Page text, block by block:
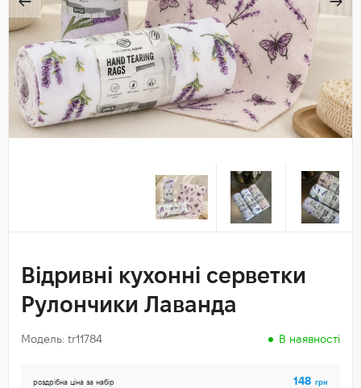
Відривні кухонні серветки
Рулончики Лаванда
Модель: tr11784 В наявності
роздрібна ціна за набір 148 грн